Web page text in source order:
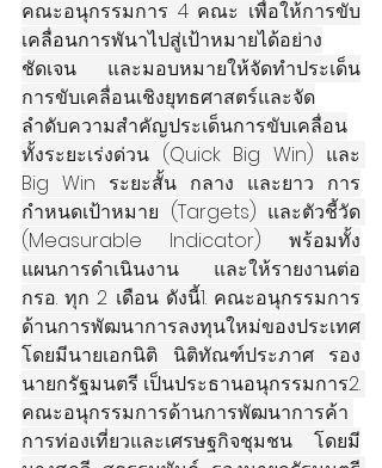
คณะอนุกรรมการ 4 คณะ เพื่อให้การขับ
เคลื่อนการพันาไปสู่เป้าหมายได้อย่าง
ชัดเจน และมอบหมายให้จัดทำประเด็น
การขับเคลื่อนเชิงยุทธศาสตร์และจัด
ลำดับความสำคัญประเด็นการขับเคลื่อน
ทั้งระยะเร่งด่วน (Quick Big Win) และ
Big Win ระยะสั้น กลาง และยาว การ
กำหนดเป้าหมาย (Targets) และตัวชี้วัด
(Measurable Indicator) พร้อมทั้ง
แผนการดำเนินงาน และให้รายงานต่อ
กรอ. ทุก 2 เดือน ดังนี้1. คณะอนุกรรมการ
ด้านการพัฒนาการลงทุนใหม่ของประเทศ
โดยมีนายเอกนิติ นิติทัณฑ์ประภาศ รอง
นายกรัฐมนตรี เป็นประธานอนุกรรมการ2.
คณะอนุกรรมการด้านการพัฒนาการค้า
การท่องเที่ยวและเศรษฐกิจชุมชน โดยมี